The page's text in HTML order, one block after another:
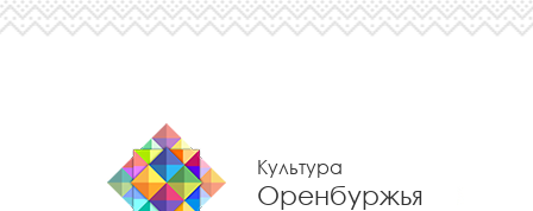
Культура
Оренбуржья